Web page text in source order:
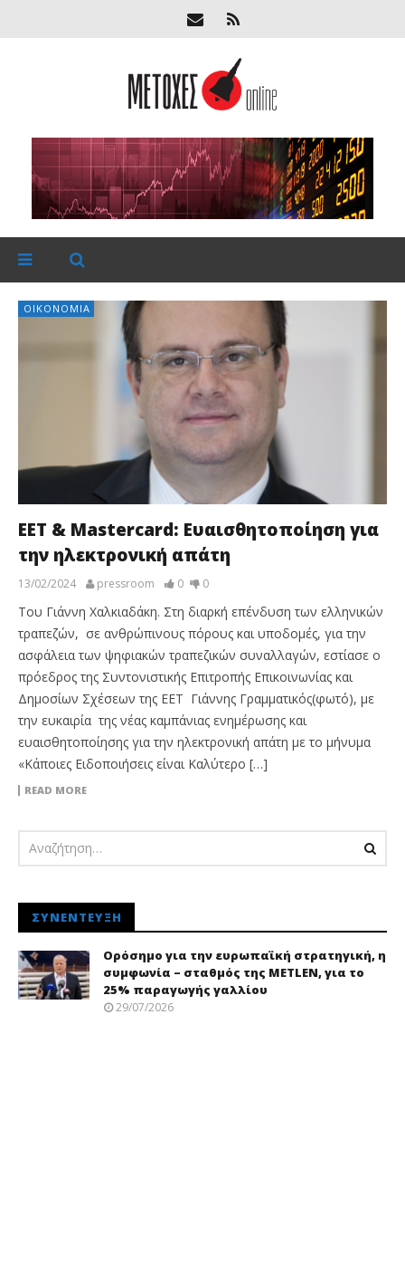
ΟΙΚΟΝΟΜΊΑ
ΕΕΤ & Mastercard: Ευαισθητοποίηση για
την ηλεκτρονική απάτη
13/02/2024 pressroom 0 0
Του Γιάννη Χαλκιαδάκη. Στη διαρκή επένδυση των ελληνικών
τραπεζών, σε ανθρώπινους πόρους και υποδομές, για την
ασφάλεια των ψηφιακών τραπεζικών συναλλαγών, εστίασε ο
πρόεδρος της Συντονιστικής Επιτροπής Επικοινωνίας και
Δημοσίων Σχέσεων της ΕΕΤ Γιάννης Γραμματικός(φωτό), με
την ευκαιρία της νέας καμπάνιας ενημέρωσης και
ευαισθητοποίησης για την ηλεκτρονική απάτη με το μήνυμα
«Κάποιες Ειδοποιήσεις είναι Καλύτερο […]
READ MORE
ΣΥΝΈΝΤΕΥΞΗ
Ορόσημο για την ευρωπαϊκή στρατηγική, η
συμφωνία – σταθμός της METLEN, για το
25% παραγωγής γαλλίου
29/07/2026